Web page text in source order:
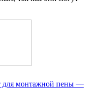
для монтажной пены —